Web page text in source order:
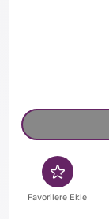
Favorilere Ekle